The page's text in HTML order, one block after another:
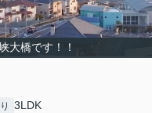
大橋です！！
3LDK